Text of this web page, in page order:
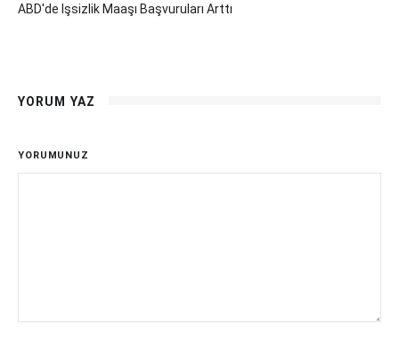
ABD'de Işsizlik Maaşı Başvuruları Arttı
YORUM YAZ
YORUMUNUZ